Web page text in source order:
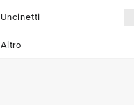
Uncinetti
Altro